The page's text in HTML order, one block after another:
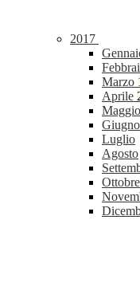
2017
Marzo
Aprile
Maggio
Giugno
Luglio
Agosto
Ottobre